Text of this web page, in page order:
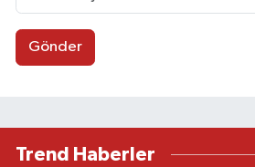
Gönder
Trend Haberler